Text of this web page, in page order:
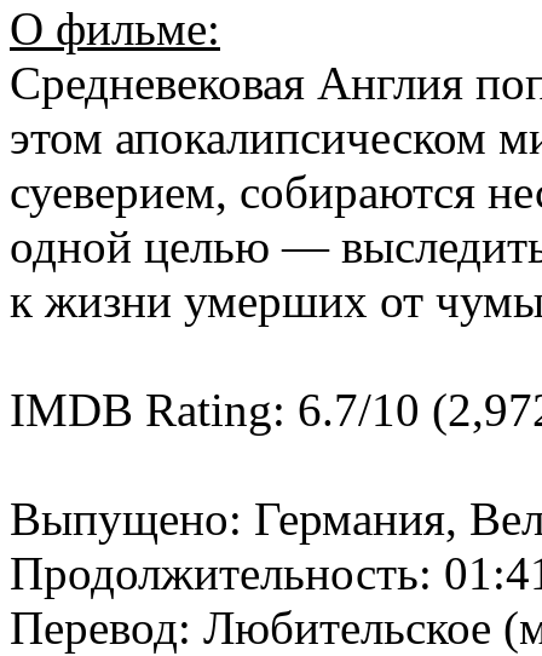
О фильме:
Средневековая Англия
этом апокалипсическом
суеверием, собираются
одной целью —
к жизни умерших от
IMDB Rating: 6.7/10
Выпущено: Германия,
Продолжительность:
Перевод: Любительское